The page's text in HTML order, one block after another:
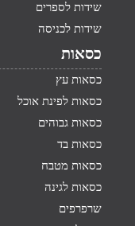
שידות לספרים
שידות לכניסה
כסאות
כסאות עץ
כסאות לפינת אוכל
כסאות גבוהים
כסאות בד
כסאות מטבח
כסאות לגינה
שרפרפים